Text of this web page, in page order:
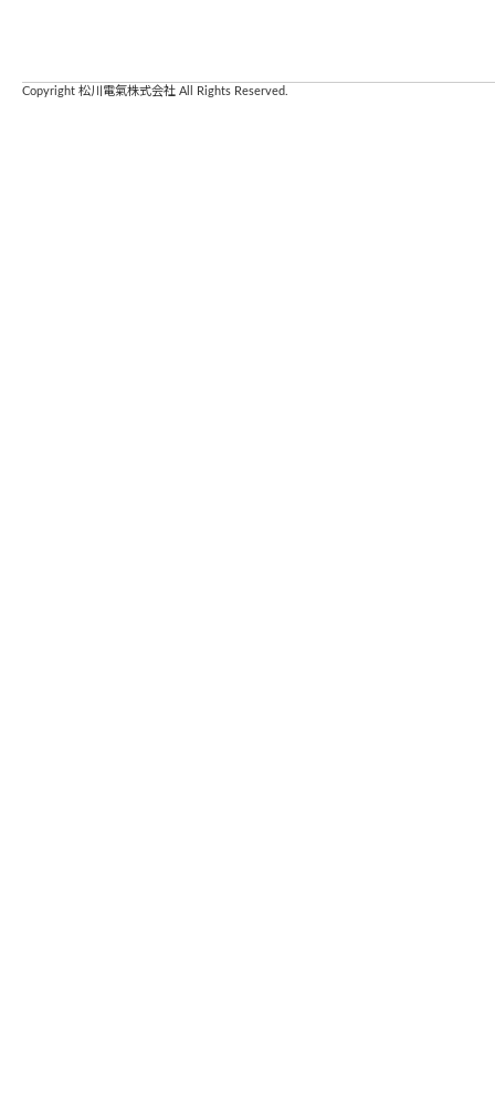
Copyright 松川電氣株式会社 All Rights Reserved.